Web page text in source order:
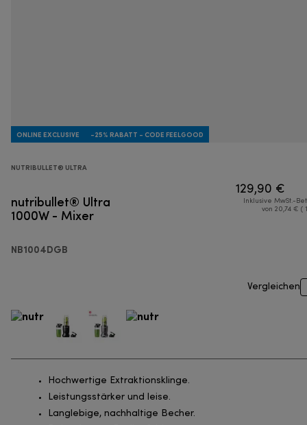
ONLINE EXCLUSIVE -25% RABATT - CODE FEELGOOD
NUTRIBULLET® ULTRA
nutribullet® Ultra
1000W - Mixer
NB1004DGB
129,90 €
Inklusive MwSt.-
von 20,74 € (
Vergleichen
Hochwertige Extraktionsklinge.
Leistungsstärker und leise.
Langlebige, nachhaltige Becher.